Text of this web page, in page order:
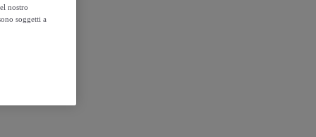
nostro
soggetti a